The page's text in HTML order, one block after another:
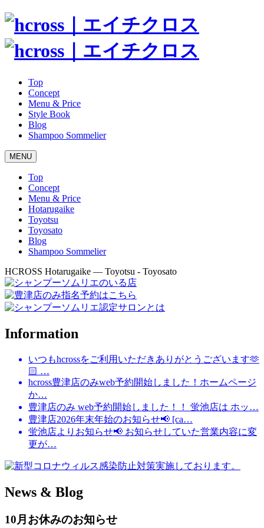
Top
Concept
Menu & Price
Style Book
Blog
Shampoo Sommelier
MENU
Top
Concept
Menu & Price
Hotarugaike
Toyotsu
Toyosato
Blog
Shampoo Sommelier
HCROSS Hotarugaike — Toyotsu - Toyosato
Information
いつもhcrossをご利用いただきありがとうございます🫶
🏻 …
hcross豊津店のみweb予約開始しました！ホームページ
か…
豊津店のみ web予約開始しました！！ 蛍池店は ホッ…
豊津店2026年末年始のお知らせ📢 [ca…
蛍池店よりお知らせ📢 お知らせしていた営業内容に変
更が…
News & Blog
10月お休みのお知らせ